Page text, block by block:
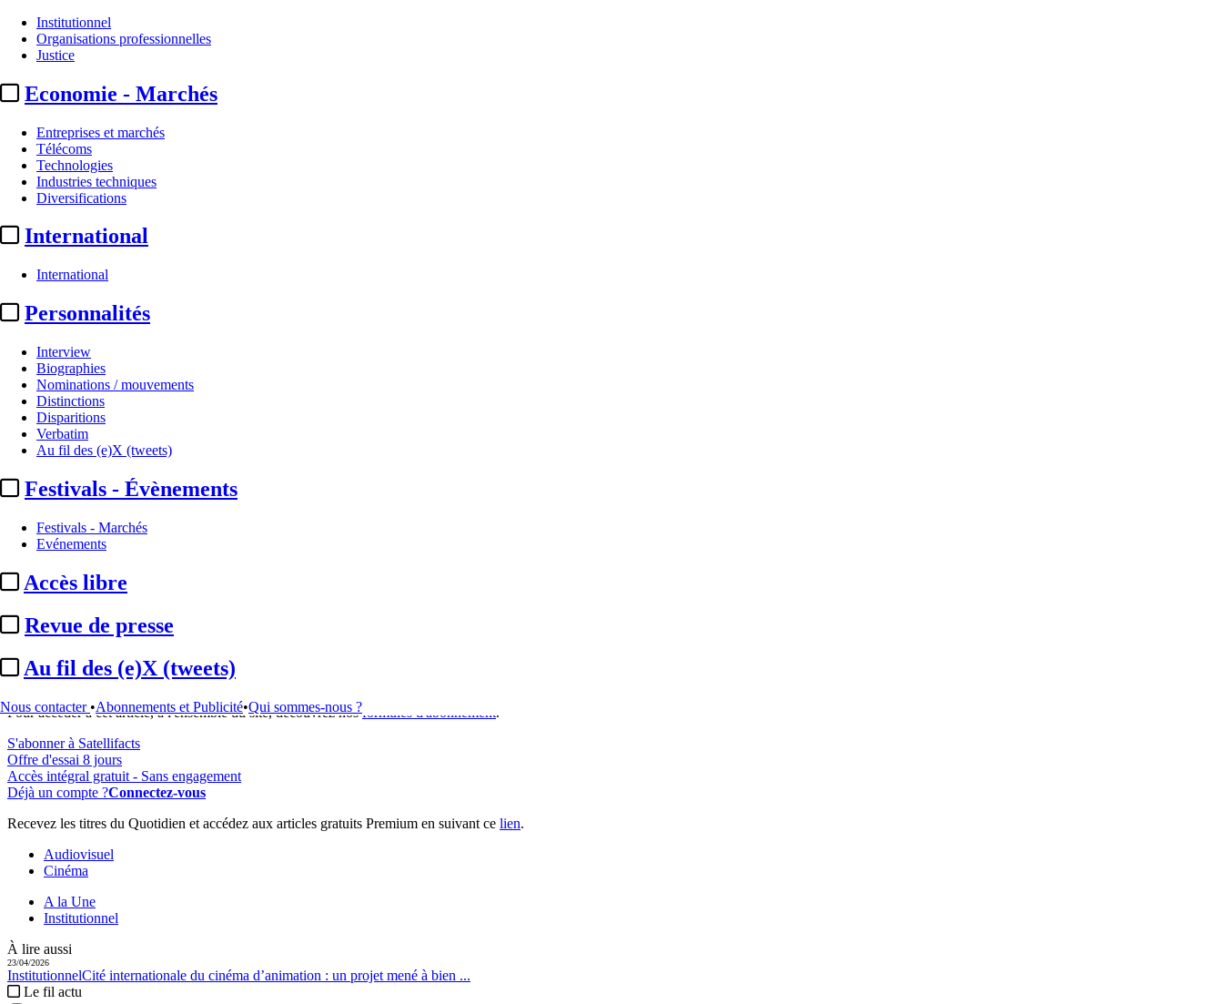
Institutionnel
Organisations professionnelles
Justice
Economie - Marchés
Entreprises et marchés
Télécoms
Technologies
Industries techniques
Diversifications
International
International
Personnalités
Interview
Biographies
Nominations / mouvements
Distinctions
Disparitions
Verbatim
Au fil des (e)X (tweets)
Festivals - Évènements
Festivals - Marchés
Evénements
Accès libre
Revue de presse
Au fil des (e)X (tweets)
Nous contacter •Abonnements et Publicité•Qui sommes-nous ?
A la Une
Catherine Pégard :
Actualité n° 349871
|Publié le 17 juin 2026 18:35
Cet article est réservé à nos abonnés
99% reste à lire
Pour accéder à cet article, à l'ensemble du site, découvrez nosformules d'abonnement.
S'abonner à Satellifacts
Offre d'essai 8 jours
Accès intégral gratuit - Sans engagement
Déjà un compte ?Connectez-vous
Recevez les titres du Quotidien et accédez aux articles gratuits Premium en suivant ce lien.
Audiovisuel
Cinéma
A la Une
Institutionnel
À lire aussi
23/04/2026
InstitutionnelCité internationale du cinéma d’animation : un projet mené à bien ...
Le fil actu